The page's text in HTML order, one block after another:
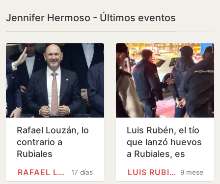
Jennifer Hermoso - Últimos eventos
Rafael Louzán, lo
contrario a
Rubiales
17 días
RAFAEL LOUZÁN
Luis Rubén, el tío
que lanzó huevos
a Rubiales, es
se avecina' y9 meses
LUIS RUBIALES